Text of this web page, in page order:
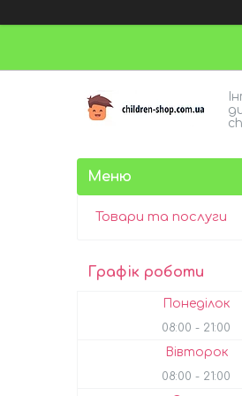
Товари та послуги
Графік роботи
Понеділок
08:00 21:00
Вівторок
08:00 21:00